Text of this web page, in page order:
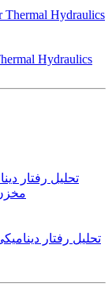
Hydraulics
تحلیل رفتار